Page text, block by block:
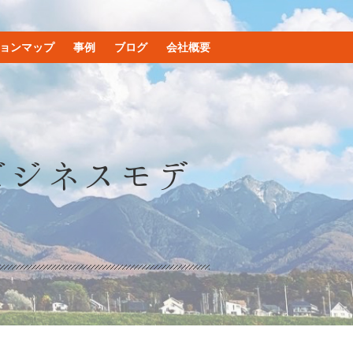
ンマップ 事例 ブログ 会社概要
ジネスモデ